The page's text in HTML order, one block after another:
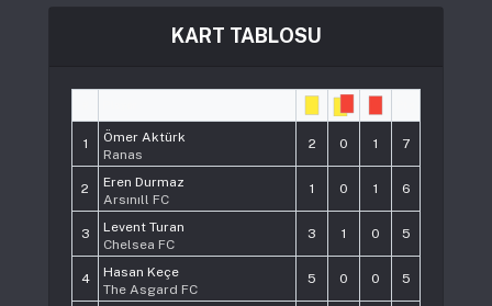
KART TABLOSU
1
Ömer Aktürk
Ranas
2 0 1 7
2
Eren Durmaz
Arsınıll FC
1 0 1 6
3
Levent Turan
Chelsea FC
3 1 0 5
4
Hasan Keçe
The Asgard FC
5 0 0 5